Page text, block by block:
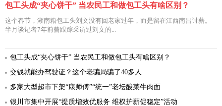
包工头成“夹心饼干” 当农民工和做包工头有啥区别？
这个春节，湖南籍包工头刘文没有回老家过年，而是留在江西南昌讨薪。
半月谈记者7年前曾跟踪采访过刘文的...
包工头成“夹心饼干” 当农民工和做包工头有啥区别？
交钱就能办驾驶证？这个老骗局骗了40多人
多家大型超市下架“康师傅”“统一”老坛酸菜牛肉面
银川市集中开展“提质增效优服务 维权护薪促稳定”活动